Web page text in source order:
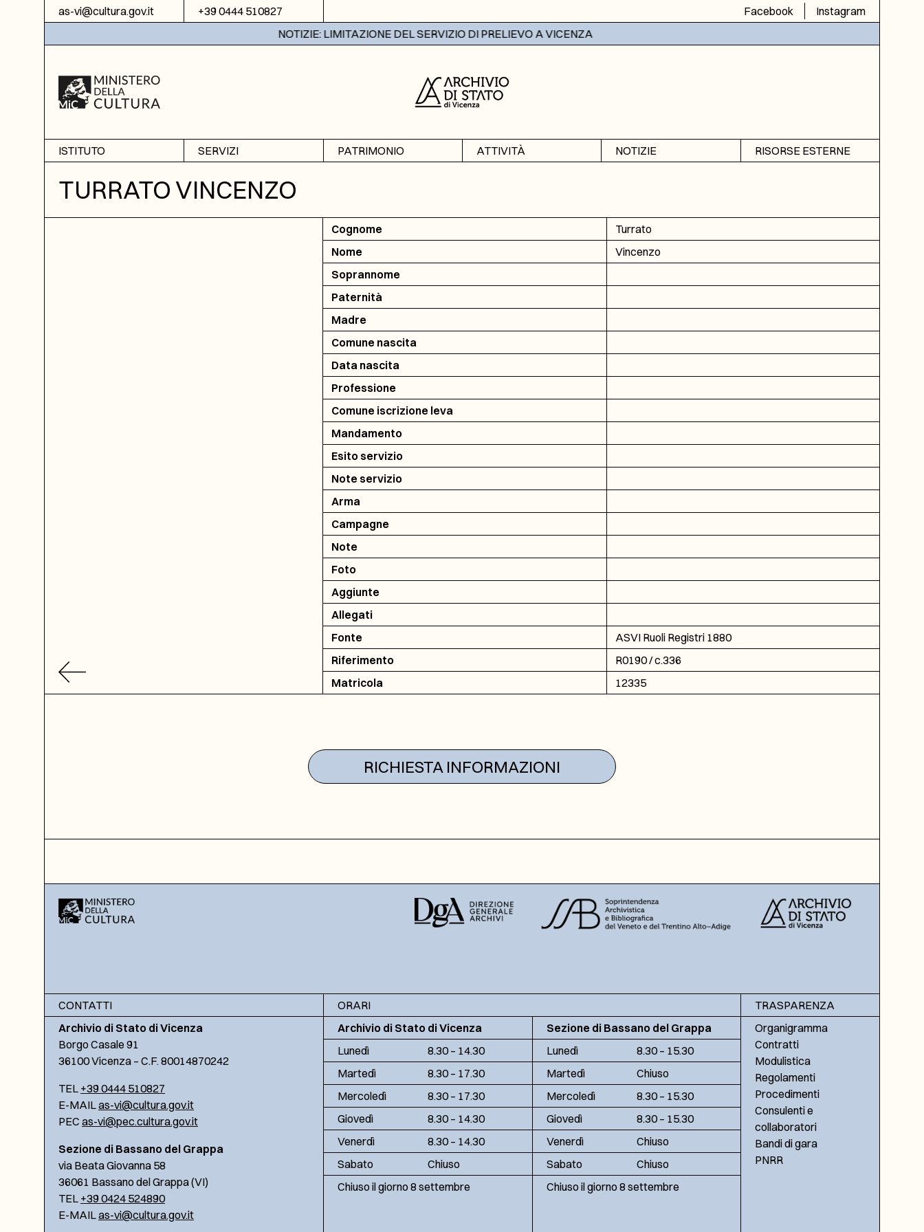
Vai al contenuto
as-vi@cultura.gov.it +39 0444 510827 Facebook
Instagram
NOTIZIE: LIMITAZIONE DEL SERVIZIO DI PRELIEVO A VICENZA
ISTITUTO
Informazioni
Sezione di Bassano del
SERVIZI
Ricerche
Fotoriproduzione
PATRIMONIO
ATTIVITÀ
NOTIZIE
RISORSE ESTERNE
DGA
ICAR
TURRATO VINCENZO
Cognome
Turrato
Nome
Vincenzo
Soprannome
Paternità
Madre
Comune nascita
Data nascita
Professione
Comune iscrizione leva
Mandamento
Esito servizio
Note servizio
Arma
Campagne
Note
Foto
Aggiunte
Allegati
Fonte
ASVI Ruoli Registri 1880
Riferimento
R0190 / c.336
Matricola
12335
RICHIESTA INFORMAZIONI
CONTATTI
Archivio di Stato di Vicenza
Borgo Casale 91
36100 Vicenza – C.F. 80014870242
TEL +39 0444 510827
E-MAILas-vi@cultura.gov.it
PEC as-vi@pec.cultura.gov.it
Sezione di Bassano del Grappa
via Beata Giovanna 58
36061 Bassano del Grappa (VI)
TEL +39 0424 524890
E-MAILas-vi@cultura.gov.it
ORARI
Archivio di Stato di Vicenza
Lunedì
8.30 – 14.30
Martedì
8.30 – 17.30
Mercoledì
8.30 – 17.30
Giovedì
8.30 – 14.30
Venerdì
8.30 – 14.30
Sabato
Chiuso
Chiuso il giorno 8 settembre
Sezione di Bassano del Grappa
Lunedì
8.30 – 15.30
Martedì
Chiuso
Mercoledì
8.30 – 15.30
Giovedì
8.30 – 15.30
Venerdì
Chiuso
Sabato
Chiuso
Chiuso il giorno 8 settembre
TRASPARENZA
Organigramma
Contratti
Modulistica
Regolamenti
Procedimenti
Consulenti e
collaboratori
Bandi di gara
PNRR